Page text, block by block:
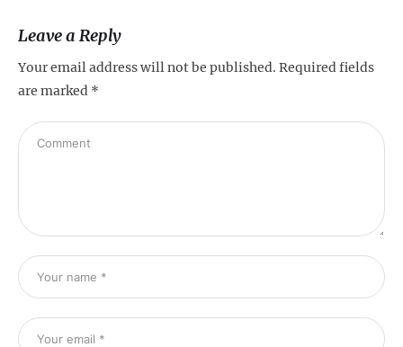
Leave a Reply
Your email address will not be published. Required fields
are marked *